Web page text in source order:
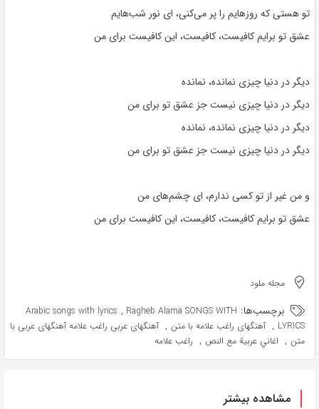
تو هستی که روزهایم را پر می‌کنی، ای نور شب‌هایم
عشق تو برایم کافیست، کافیست، این کافیست برای من
دیگر در دنیا چیزی نمانده، نمانده
دیگر در دنیا چیزی نیست جز عشق تو برای من
دیگر در دنیا چیزی نمانده، نمانده
دیگر در دنیا چیزی نیست جز عشق تو برای من
و من غیر از تو کسی ندارم، ای چشم‌های من
عشق تو برایم کافیست، کافیست، این کافیست برای من
مجله ملود
برچسب‌ها: Arabic songs with lyrics , Ragheb Alama SONGS WITH
LYRICS
, آهنگهای راغب علامه با متن , آهنگهای عربی راغب علامه آهنگهای عربی با
متن , اغاني عربية مع النص , راغب علامه
مشاهده بیشتر